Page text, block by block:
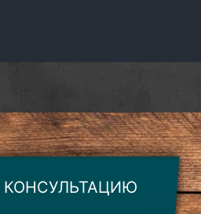
КОНСУЛЬТАЦИЮ